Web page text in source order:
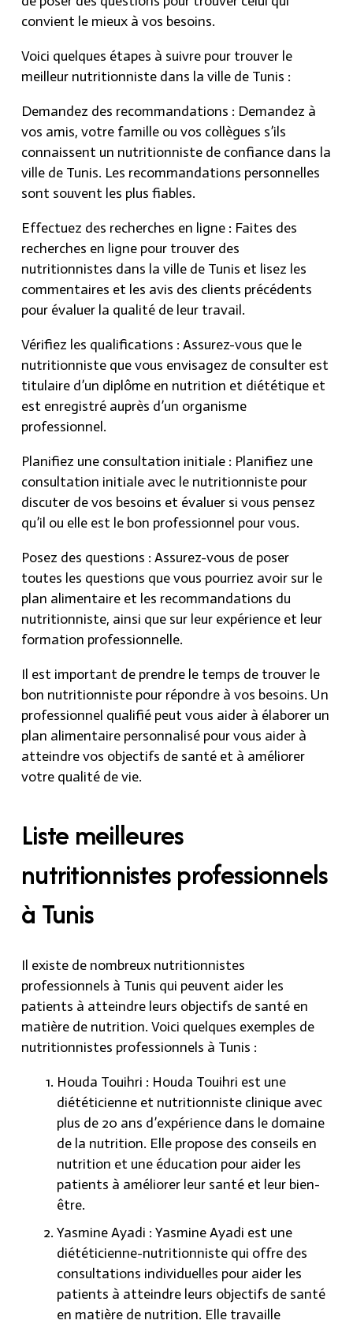
convient le mieux à vos besoins.
Voici quelques étapes à suivre pour trouver le
meilleur nutritionniste dans la ville de Tunis :
Demandez des recommandations : Demandez à
vos amis, votre famille ou vos collègues s’ils
connaissent un nutritionniste de confiance dans la
ville de Tunis. Les recommandations personnelles
sont souvent les plus fiables.
Effectuez des recherches en ligne : Faites des
recherches en ligne pour trouver des
nutritionnistes dans la ville de Tunis et lisez les
commentaires et les avis des clients précédents
pour évaluer la qualité de leur travail.
Vérifiez les qualifications : Assurez-vous que le
nutritionniste que vous envisagez de consulter est
titulaire d’un diplôme en nutrition et diététique et
est enregistré auprès d’un organisme
professionnel.
Planifiez une consultation initiale : Planifiez une
consultation initiale avec le nutritionniste pour
discuter de vos besoins et évaluer si vous pensez
qu’il ou elle est le bon professionnel pour vous.
Posez des questions : Assurez-vous de poser
toutes les questions que vous pourriez avoir sur le
plan alimentaire et les recommandations du
nutritionniste, ainsi que sur leur expérience et leur
formation professionnelle.
Il est important de prendre le temps de trouver le
bon nutritionniste pour répondre à vos besoins. Un
professionnel qualifié peut vous aider à élaborer un
plan alimentaire personnalisé pour vous aider à
atteindre vos objectifs de santé et à améliorer
votre qualité de vie.
Liste meilleures
nutritionnistes professionnels
à Tunis
Il existe de nombreux nutritionnistes
professionnels à Tunis qui peuvent aider les
patients à atteindre leurs objectifs de santé en
matière de nutrition. Voici quelques exemples de
nutritionnistes professionnels à Tunis :
Houda Touihri : Houda Touihri est une
diététicienne et nutritionniste clinique avec
plus de 20 ans d’expérience dans le domaine
de la nutrition. Elle propose des conseils en
nutrition et une éducation pour aider les
patients à améliorer leur santé et leur bien-
être.
Yasmine Ayadi : Yasmine Ayadi est une
diététicienne-nutritionniste qui offre des
consultations individuelles pour aider les
patients à atteindre leurs objectifs de santé
en matière de nutrition. Elle travaille